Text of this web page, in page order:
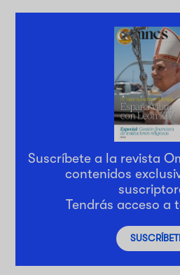
Suscríbete a la revista
contenidos
Tendrás acceso a